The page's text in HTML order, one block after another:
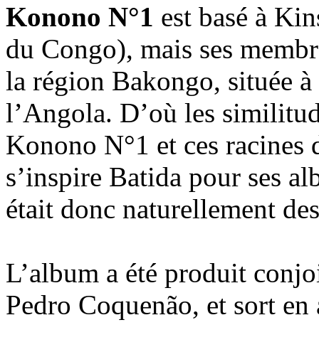
Konono N°1 est basé à
du Congo), mais ses
la région Bakongo, située
l’Angola. D’où les
Konono N°1 et ces racines
s’inspire Batida pour ses
était donc naturellement
L’album a été produit
Pedro Coquenão, et sort